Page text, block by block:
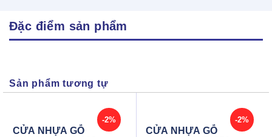
Đặc điểm sản phẩm
Sản phẩm tương tự
-2%
CỬA NHỰA GỖ
-2%
CỬA NHỰA GỖ